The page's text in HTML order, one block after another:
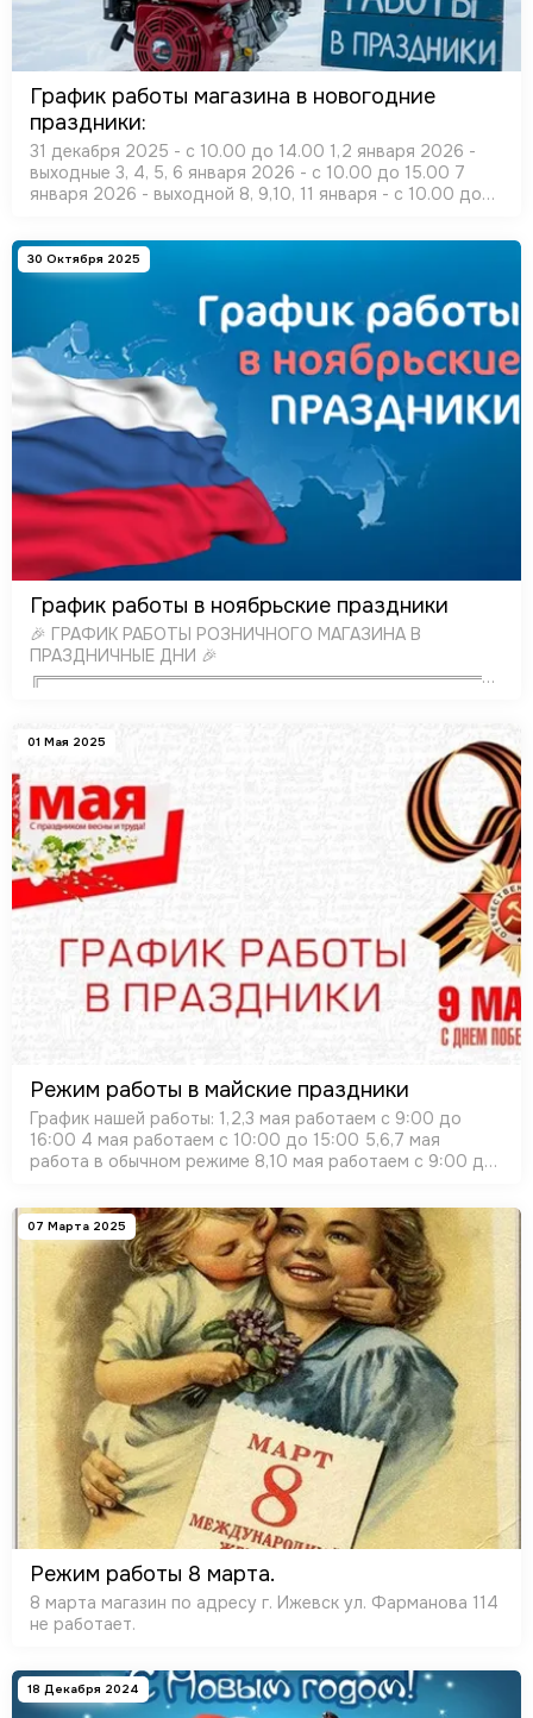
График работы магазина в новогодние
праздники:
31 декабря 2025 - с 10.00 до 14.00 1,2 января 2026 -
выходные 3, 4, 5, 6 января 2026 - с 10.00 до 15.00 7
января 2026 - выходной 8, 9,10, 11 января - с 10.00 до
30 Октября 2025
График работы в ноябрьские праздники
🎉 ГРАФИК РАБОТЫ РОЗНИЧНОГО МАГАЗИНА В
ПРАЗДНИЧНЫЕ ДНИ 🎉
01 Мая 2025
Режим работы в майские праздники
График нашей работы: 1,2,3 мая работаем с 9:00 до
16:00 4 мая работаем с 10:00 до 15:00 5,6,7 мая
работа в обычном режиме 8,10 мая работаем с 9:00 до
10:00 до 15:00
07 Марта 2025
Режим работы 8 марта.
8 марта магазин по адресу г. Ижевск ул. Фарманова 114
не работает.
18 Декабря 2024